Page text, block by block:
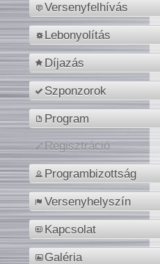
Versenyfelhívás
Lebonyolítás
Díjazás
Szponzorok
Program
Regisztráció
Programbizottság
Versenyhelyszín
Kapcsolat
Galéria